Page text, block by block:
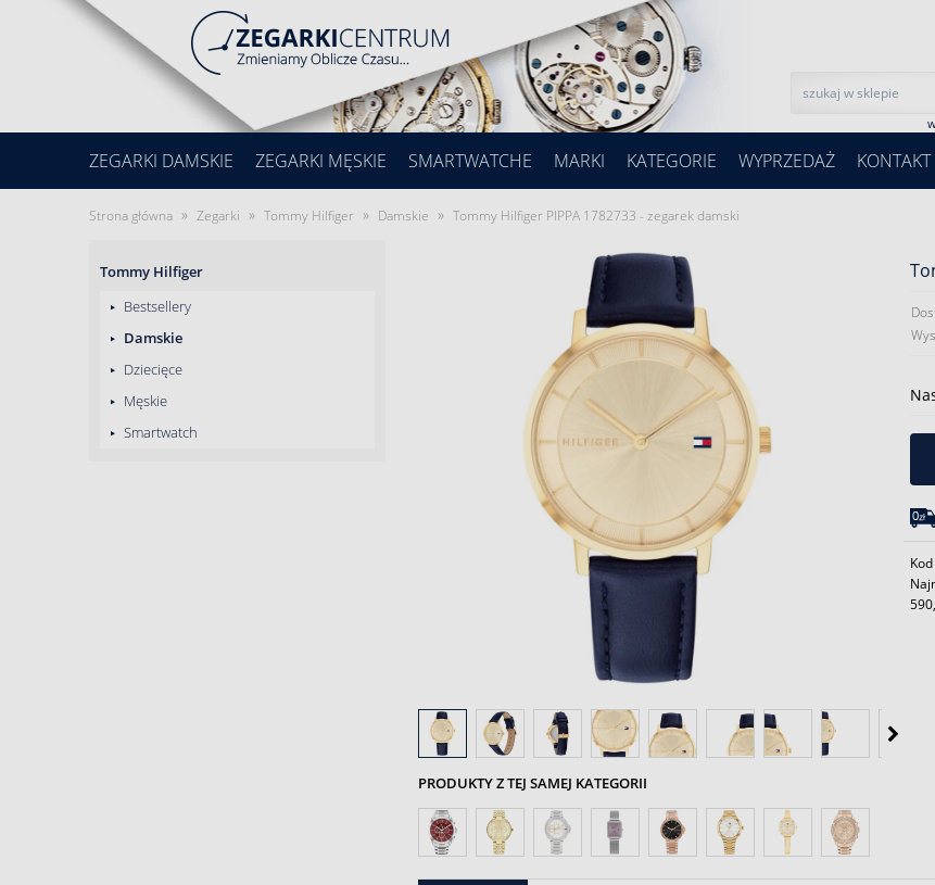
ZEGARKI DAMSKIE ZEGARKI MĘSKIE SMARTWATCHE MARKI KATEGORIE WYPRZEDAŻ KONTAKT
Strona główna » Zegarki » Tommy Hilfiger » Damskie » Tommy Hilfiger PIPPA 1782733 - zegarek damski
Tommy Hilfiger
Bestsellery
Damskie
Dziecięce
Męskie
Smartwatch
PRODUKTY Z TEJ SAMEJ KATEGORII